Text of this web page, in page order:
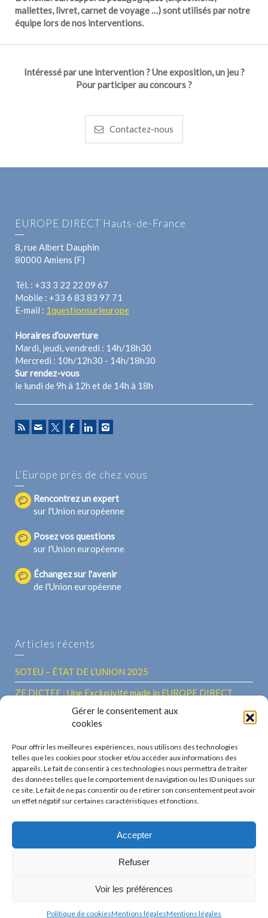
Gérer le consentement aux
cookies
Pour offrir les meilleures expériences, nous utilisons des technologies
telles que les cookies pour stocker et/ou accéder aux informations des
appareils. Le fait de consentir à ces technologies nous permettra de traiter
des données telles que le comportement de navigation ou les ID uniques sur
ce site. Le fait de ne pas consentir ou de retirer son consentement peut avoir
un effet négatif sur certaines caractéristiques et fonctions.
Accepter
Refuser
Voir les préférences
Politique de cookiesMentions légalesMentions légales
mallettes, livret, carnet de voyage …) sont utilisés par notre
équipe lors de nos interventions.
Intéressé par une intervention ? Une exposition, un jeu ?
Pour participer au concours ?
Contactez-nous
EUROPE DIRECT Hauts-de-France
8, rue Albert Dauphin
80000 Amiens (F)
Tél. : +33 3 22 22 09 67
Mobile : +33 6 83 83 97 71
E-mail : 1questionsurleurope
Horaires d'ouverture
Mardi, jeudi, vendredi : 14h/18h30
Mercredi : 10h/12h30 - 14h/18h30
Sur rendez-vous
le lundi de 9h à 12h et de 14h à 18h
L’Europe près de chez vous
Rencontrez un expert
sur l'Union européenne
Posez vos questions
sur l'Union européenne
Échangez sur l'avenir
de l'Union européenne
Articles récents
SOTEU – ÉTAT DE L’UNION 2025
ZE DICTEE : Une Exclusivité made in EUROPE DIRECT
Hauts-de-France ! 14e édition – Vendredi 26 septembre
Une journée à Bruxelles pour les Lauréats de la 13ème
Édition de Ze Dictée 2024
ZE DICTEE – Le 26 septembre 2024 Journée Européenne
des Langues
Politique de cookies (EU)